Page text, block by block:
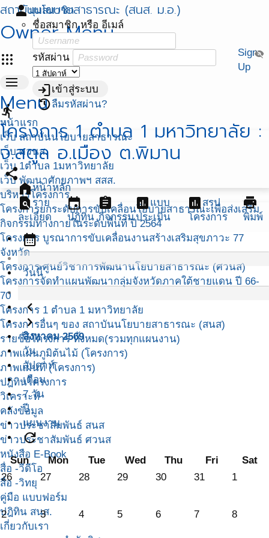
สถาบันนโยบายสาธารณะ (สนส. ม.อ.)
Owner Menu
apps
personมุมสมาชิก
ชื่อสมาชิก หรือ อีเมล์
รหัสผ่าน visibility_off
loginเข้าสู่ระบบ
restoreลืมรหัสผ่าน?
Sign
Up
menu
Menu
หน้าแรก
เว็บ สถาบันนโยบายสาธารณะ
เว็บ ศวนส.
เว็บ 1ตำบล 1มหาวิทยาลัย
เว็บ พัฒนาศักยภาพฯ สสส.
บริหารโครงการ
โครงการยกระดับการขับเคลื่อนโยบายสาธารณะเพื่อส่งเสริม
กิจกรรมทางกายในระดับพื้นที่ ปี 2564
โครงการ บูรณาการขับเคลื่อนงานสร้างเสริมสุขภาวะ 77
จังหวัด
โครงการ ศูนย์วิชาการพัฒนานโยบายสาธารณะ (ศวนส)
โครงการจัดทำแผนพัฒนากลุ่มจังหวัดภาคใต้ชายแดน ปี 66-
70
โครงการ 1 ตำบล 1 มหาวิทยาลัย
โครงการอื่นๆ ของ สถาบันนโยบายสาธารณะ (สนส)
รายชื่อโครงการ ทั้งหมด(รวมทุกแผนงาน)
ภาพแผนภูมิต้นไม้ (โครงการ)
ภาพแผนที่ (โครงการ)
ปฎิทินโครงการ
วิเคราะห์
คลังข้อมูล
ข่าวประชาสัมพันธ์ สนส
ข่าวประชาสัมพันธ์ ศวนส
หนังสือ E-Book
สื่อ -วีดีโอ
สื่อ -วิทยุ
คู่มือ แบบฟอร์ม
ปฎิทิน สนส.
เกี่ยวกับเรา
directions_run
โครงการ 1 ตำบล 1 มหาวิทยาลัย :
จ.สตูล อ.เมือง ต.พิมาน
share
homeหน้าหลัก
find_in_pageราย
ละเอียด
event
ปฏิทิน
assignment
กิจกรรม
assessmentแบบ
ประเมิน
assessmentสรุป
โครงการ
print
พิมพ์
calendar_month
วันนี้
navigate_before
navigate_next
สิงหาคม 2569
วัน
สัปดาห์
เดือน
7 วัน
ปี
แผนงาน
refresh
Sun Mon Tue Wed Thu Fri
Sat
26
27 28 29 30 31 1
2 3 4 5 6 7 8